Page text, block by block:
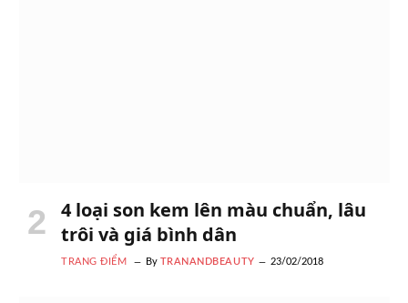
4 loại son kem lên màu chuẩn, lâu
trôi và giá bình dân
TRANG ĐIỂM By TRANANDBEAUTY 23/02/2018